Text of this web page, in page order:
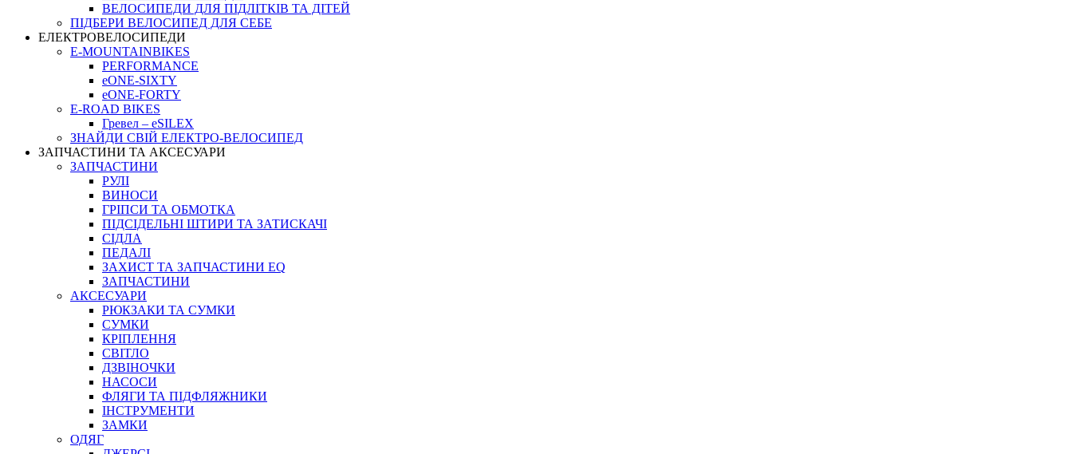
ВЕЛОСИПЕДИ ДЛЯ ПІДЛІТКІВ ТА ДІТЕЙ
ПIДБЕРИ ВЕЛОСИПЕД ДЛЯ СЕБЕ
ЕЛЕКТРОВЕЛОСИПЕДИ
E-MOUNTAINBIKES
PERFORMANCE
eONE-SIXTY
eONE-FORTY
E-ROAD BIKES
Гревел – eSILEX
ЗНАЙДИ СВІЙ ЕЛЕКТРО-ВЕЛОСИПЕД
ЗАПЧАСТИНИ ТА АКСЕСУАРИ
ЗАПЧАСТИНИ
РУЛІ
ВИНОСИ
ГРІПСИ ТА ОБМОТКА
ПІДСІДЕЛЬНІ ШТИРИ ТА ЗАТИСКАЧІ
СІДЛА
ПЕДАЛІ
ЗАХИСТ ТА ЗАПЧАСТИНИ EQ
ЗАПЧАСТИНИ
АКСЕСУАРИ
РЮКЗАКИ ТА СУМКИ
СУМКИ
КРІПЛЕННЯ
СВІТЛО
ДЗВІНОЧКИ
НАСОСИ
ФЛЯГИ ТА ПІДФЛЯЖНИКИ
ІНСТРУМЕНТИ
ЗАМКИ
ОДЯГ